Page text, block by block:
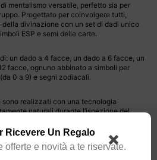
mentalismo versatile, perfetto sia per
Progettato per coinvolgere tutti,
divinazione con un set di dadi unico
ESP e semi delle carte.
un dado a 4 facce, un dado a 6 facce, un
facce, ognuno abbinato a simboli per
0 a 9) e segni zodiacali.
sono realizzati con una tecnologia
naturali durante l’ispezione del
anche accessori coordinati in vendita:
velluto con stampa dorata, perfetti per
Ricevere Un Regalo
offerte e novità a te riservate.